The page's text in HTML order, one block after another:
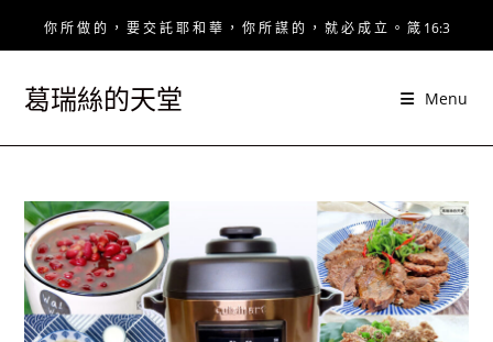
你 所 做 的 ， 要 交 託 耶 和 華 ， 你 所 謀 的 ， 就 必 成 立 。 箴 16:3
葛瑞絲的天堂 Menu